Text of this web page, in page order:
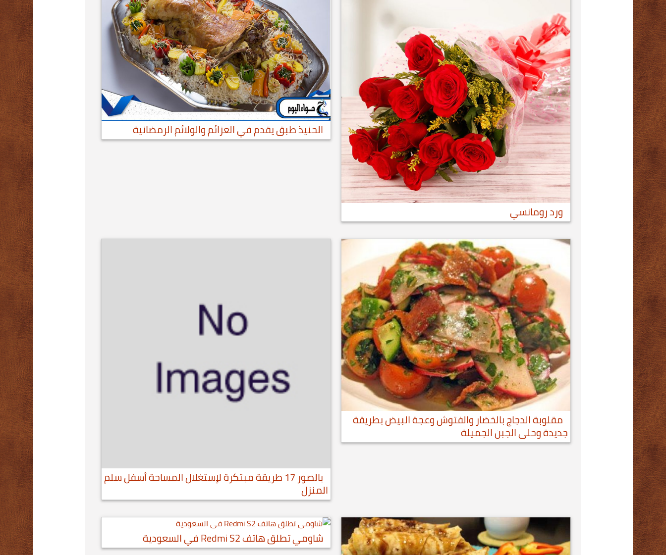
ورد رومانسي
الحنيذ طبق يقدم في العزائم والولائم الرمضانية
مقلوبة الدجاج بالخضار والفتوش وعجة البيض بطريقة
جديدة وحلى الجبن الجميلة
بالصور 17 طريقة مبتكرة لإستغلال المساحة أسفل سلم
المنزل
شاومي تطلق هاتف Redmi S2 في السعودية